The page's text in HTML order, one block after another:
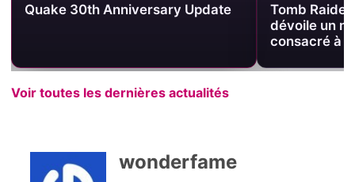
Quake 30th Anniversary Update
Tomb
dévoile un
consacré à
Voir toutes les dernières actualités
wonderfame